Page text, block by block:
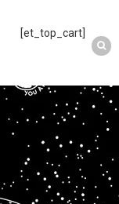
[et_top_cart]